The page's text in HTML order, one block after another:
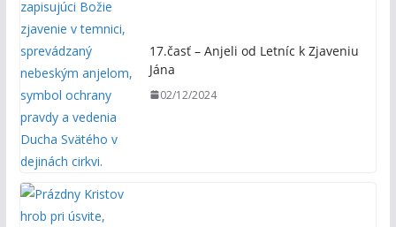
17.časť – Anjeli od Letníc k Zjaveniu
Jána
02/12/2024